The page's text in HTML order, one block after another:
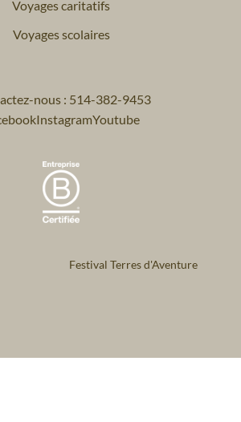
Voyages caritatifs
Voyages scolaires
nous : 514-382-9453
InstagramYoutube
Festival Terres d'Aventure